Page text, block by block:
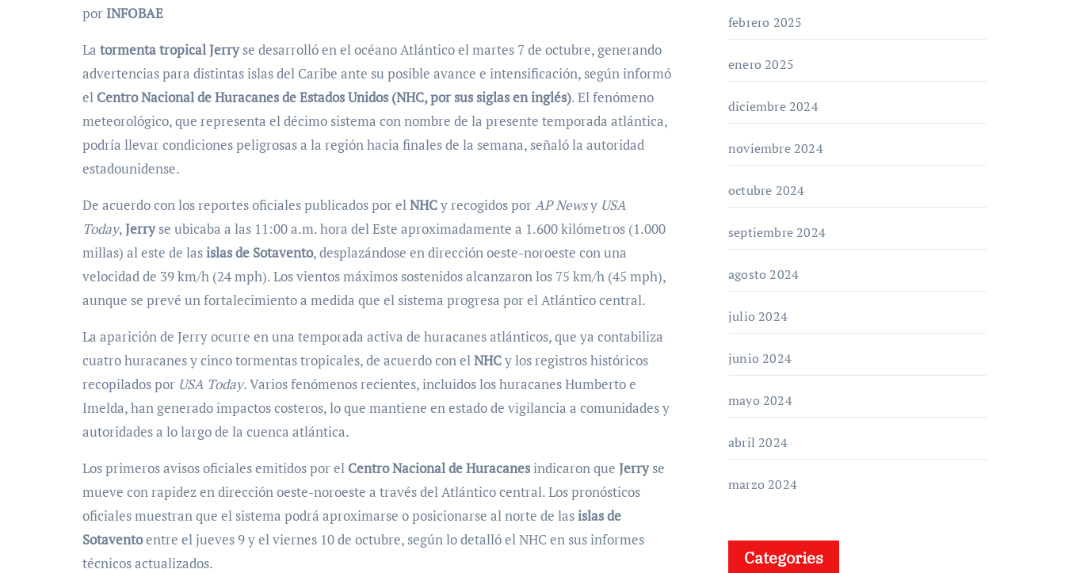
porINFOBAE
La tormenta tropical Jerryse desarrolló en el océano Atlántico el martes 7 de octubre, generando
advertencias para distintas islas del Caribe ante su posible avance e intensificación, según informó
el Centro Nacional de Huracanes de Estados Unidos (NHC, por sus siglas en inglés). El fenómeno
meteorológico, que representa el décimo sistema con nombre de la presente temporada atlántica,
podría llevar condiciones peligrosas a la región hacia finales de la semana, señaló la autoridad
estadounidense.
De acuerdo con los reportes oficiales publicados por elNHCy recogidos porAP Newsy USA
Today,Jerryse ubicaba a las 11:00 a.m. hora del Este aproximadamente a 1.600 kilómetros (1.000
millas) al este de lasislas de Sotavento, desplazándose en dirección oeste-noroeste con una
velocidad de 39 km/h (24 mph). Los vientos máximos sostenidos alcanzaron los 75 km/h (45 mph),
aunque se prevé un fortalecimiento a medida que el sistema progresa por el Atlántico central.
La aparición de Jerry ocurre en una temporada activa de huracanes atlánticos, que ya contabiliza
cuatro huracanes y cinco tormentas tropicales, de acuerdo con elNHCy los registros históricos
recopilados por USA Today. Varios fenómenos recientes, incluidos los huracanes Humberto e
Imelda, han generado impactos costeros, lo que mantiene en estado de vigilancia a comunidades y
autoridades a lo largo de la cuenca atlántica.
Los primeros avisos oficiales emitidos por el Centro Nacional de Huracanesindicaron que Jerryse
mueve con rapidez en dirección oeste-noroeste a través del Atlántico central. Los pronósticos
oficiales muestran que el sistema podrá aproximarse o posicionarse al norte de lasislas de
Sotaventoentre el jueves 9 y el viernes 10 de octubre, según lo detalló el NHC en sus informes
técnicos actualizados.
febrero 2025
enero 2025
diciembre 2024
noviembre 2024
octubre 2024
septiembre 2024
agosto 2024
julio 2024
junio 2024
mayo 2024
abril 2024
marzo 2024
Categories